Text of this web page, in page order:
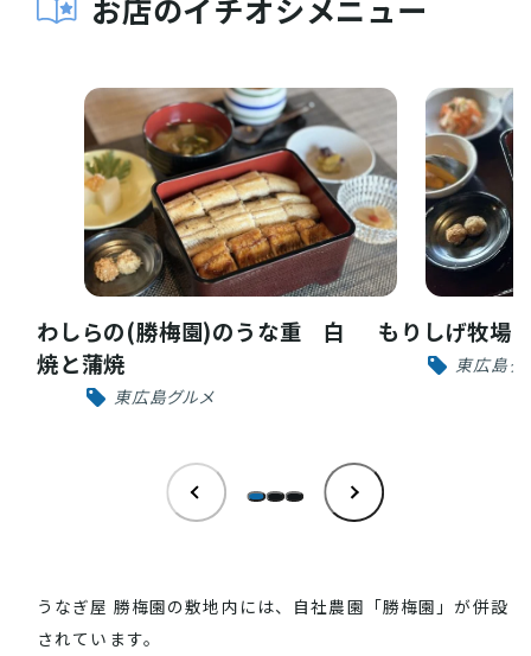
お店のイチオシメニュー
わしらの(勝梅園)のうな重 白
焼と蒲焼
東広島グルメ
もりしげ牧場
東広島グ
うなぎ屋 勝梅園の敷地内には、自社農園「勝梅園」が併設
されています。
お役立ち情報
INFORMATION
お知らせ
酒蔵営業時間
交通アクセス
観光ガイド案内
年間イベント